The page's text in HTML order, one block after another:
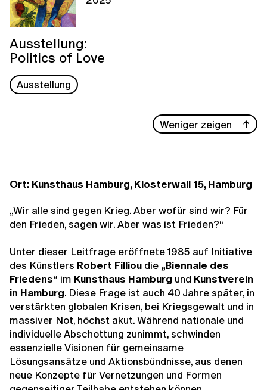
Ausstellung:
Politics of Love
Ausstellung
Weniger zeigen
Ort: Kunsthaus Hamburg, Klosterwall 15, Hamburg
„Wir alle sind gegen Krieg. Aber wofür sind wir? Für
den Frieden, sagen wir. Aber was ist Frieden?“
Unter dieser Leitfrage eröffnete 1985 auf Initiative
des Künstlers Robert Filliou die „Biennale des
Friedens“ im Kunsthaus Hamburg und Kunstverein
in Hamburg. Diese Frage ist auch 40 Jahre später, in
verstärkten globalen Krisen, bei Kriegsgewalt und in
massiver Not, höchst akut. Während nationale und
individuelle Abschottung zunimmt, schwinden
essenzielle Visionen für gemeinsame
Lösungsansätze und Aktionsbündnisse, aus denen
neue Konzepte für Vernetzungen und Formen